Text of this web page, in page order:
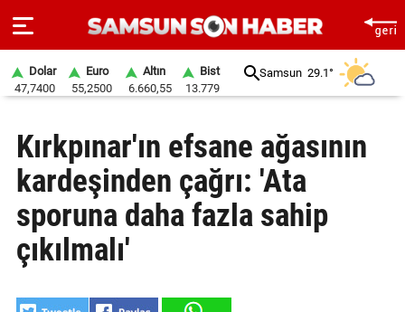
SAYFA
SAMSUN
HABER
SAMSUNSPOR
Dolar
47,7400
Euro
55,2500
Altın
6.660,55
Bist
13.779
Samsun 29.1°
Kırkpınar'ın efsane ağasının
kardeşinden çağrı: 'Ata
sporuna daha fazla sahip
çıkılmalı'